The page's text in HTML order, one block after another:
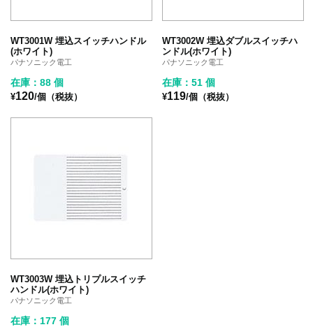
WT3001W 埋込スイッチハンドル
(ホワイト)
パナソニック電工
在庫：88 個
¥120/個（税抜）
WT3002W 埋込ダブルスイッチハ
ンドル(ホワイト)
パナソニック電工
在庫：51 個
¥119/個（税抜）
WT3003W 埋込トリプルスイッチ
ハンドル(ホワイト)
パナソニック電工
在庫：177 個